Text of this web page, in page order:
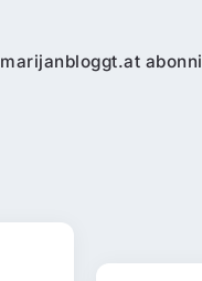
marijanbloggt.at